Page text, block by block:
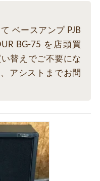
ベースアンプ PJB
BG-75 を店頭買
替えでご不要にな
アシストまでお問